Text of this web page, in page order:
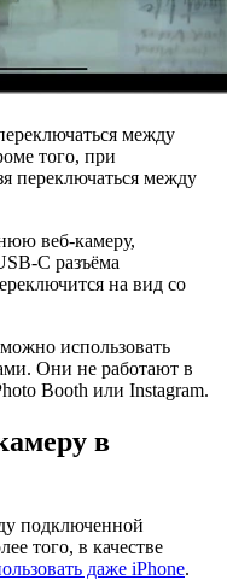
между
того, при
переключаться между
веб-камеру,
C разъёма
на вид со
использовать
Они не работают в
Booth или Instagram.
в
подключенной
того, в качестве
даже iPhone.